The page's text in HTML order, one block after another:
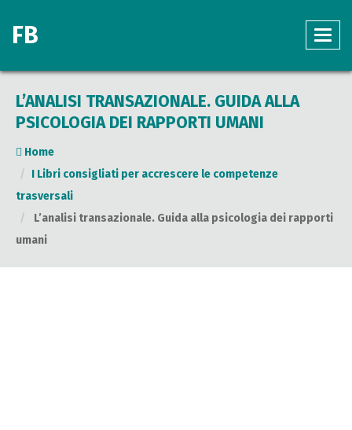
FB
L’ANALISI TRANSAZIONALE. GUIDA ALLA
PSICOLOGIA DEI RAPPORTI UMANI
Home
I Libri consigliati per accrescere le competenze
trasversali
L’analisi transazionale. Guida alla psicologia dei rapporti
umani